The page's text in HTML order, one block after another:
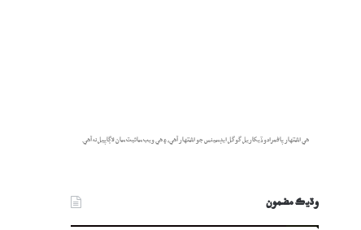
هي اشتهار پاڻمرادو ڏيکاريل گوگل ايڊسينس جو اشتهار آهي، ۽ هي ويب سائيٽ سان لاڳاپيل نه آهي.
وڌيڪ مضمون